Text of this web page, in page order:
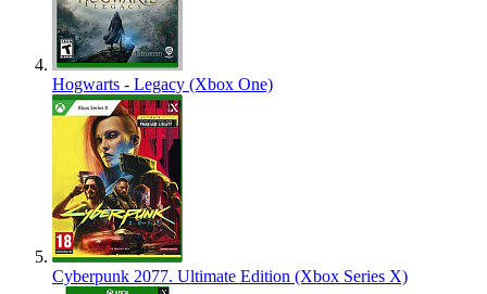
Hogwarts - Legacy (Xbox One)
Cyberpunk 2077. Ultimate Edition (Xbox Series X)